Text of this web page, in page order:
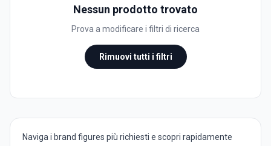
Nessun prodotto trovato
Prova a modificare i filtri di ricerca
Rimuovi tutti i filtri
Naviga i brand figures più richiesti e scopri rapidamente